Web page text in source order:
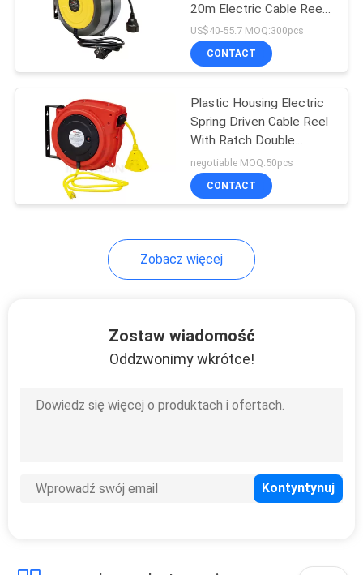
20m Electric Cable Reel
Black / Yellow
US$40-55.7 MOQ:300pcs
CONTACT
Plastic Housing Electric
Spring Driven Cable Reel
With Ratch Double
Adjustment
negotiable MOQ:50pcs
CONTACT
Zobacz więcej
Zostaw wiadomość
Oddzwonimy wkrótce!